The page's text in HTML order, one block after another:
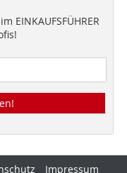
EINKAUFSFÜHRER
Impressum